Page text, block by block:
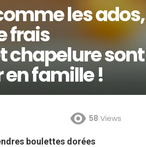
les ados,
frais
chapelure sont
en famille !
58 Views
boulettes dorées